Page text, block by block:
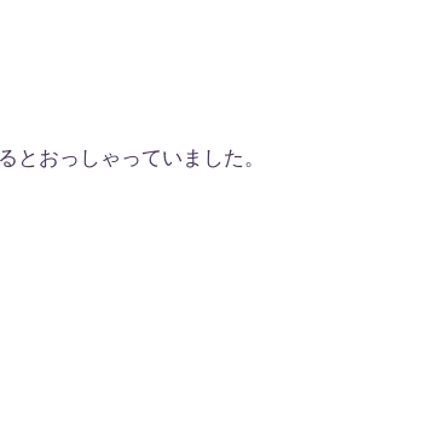
おっしゃっていました。